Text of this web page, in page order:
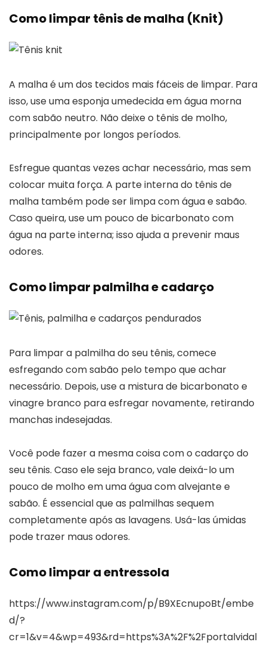
Como limpar tênis de malha (Knit)
A malha é um dos tecidos mais fáceis de limpar. Para
isso, use uma esponja umedecida em água morna
com sabão neutro. Não deixe o tênis de molho,
principalmente por longos períodos.
Esfregue quantas vezes achar necessário, mas sem
colocar muita força. A parte interna do tênis de
malha também pode ser limpa com água e sabão.
Caso queira, use um pouco de bicarbonato com
água na parte interna; isso ajuda a prevenir maus
odores.
Como limpar palmilha e cadarço
Para limpar a palmilha do seu tênis, comece
esfregando com sabão pelo tempo que achar
necessário. Depois, use a mistura de bicarbonato e
vinagre branco para esfregar novamente, retirando
manchas indesejadas.
Você pode fazer a mesma coisa com o cadarço do
seu tênis. Caso ele seja branco, vale deixá-lo um
pouco de molho em uma água com alvejante e
sabão. É essencial que as palmilhas sequem
completamente após as lavagens. Usá-las úmidas
pode trazer maus odores.
Como limpar a entressola
https://www.instagram.com/p/B9XEcnupoBt/embe
d/?
cr=1&v=4&wp=493&rd=https%3A%2F%2Fportalvidal